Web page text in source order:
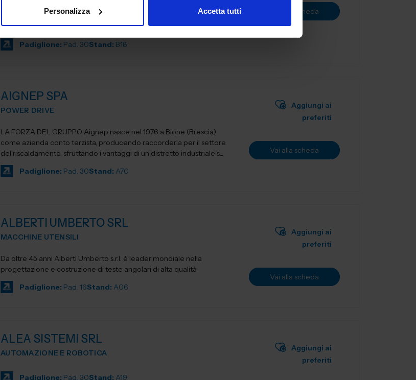
Personalizza Accetta tutti
fondata nell’aprile del 1999 per rappresentare l’innovativo comparto
industriale della Meccatronica. La...
Padiglione: Pad. 30Stand: B18
Vai alla scheda
AIGNEP SPA
POWER DRIVE
LA FORZA DEL GRUPPO Aignep nasce nel 1976 a Bione (Brescia)
come azienda conto terzista, producendo raccorderia per il settore
del riscaldamento, sfruttando i vantaggi di un distretto industriale s...
Padiglione: Pad. 30Stand: A70
Aggiungi ai
preferiti
Vai alla scheda
ALBERTI UMBERTO SRL
MACCHINE UTENSILI
Da oltre 45 anni Alberti Umberto s.r.l. è leader mondiale nella
progettazione e costruzione di teste angolari di alta qualità
Padiglione: Pad. 16Stand: A06
Aggiungi ai
preferiti
Vai alla scheda
ALEA SISTEMI SRL
AUTOMAZIONE E ROBOTICA
Padiglione: Pad. 30Stand: A19
Aggiungi ai
preferiti